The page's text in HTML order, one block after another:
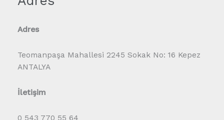
Adres
Teomanpaşa Mahallesi 2245 Sokak No: 16 Kepez
ANTALYA
İletişim
0 543 770 55 64